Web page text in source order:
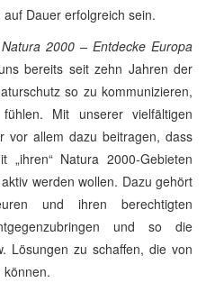
Dauer erfolgreich sein.
2000 – Entdecke Europa
bereits seit zehn Jahren der
so zu kommunizieren,
Mit unserer vielfältigen
vor allem dazu beitragen, dass
Natura 2000-Gebieten
werden wollen. Dazu gehört
und ihren berechtigten
und so die
Lösungen zu schaffen, die von
können.